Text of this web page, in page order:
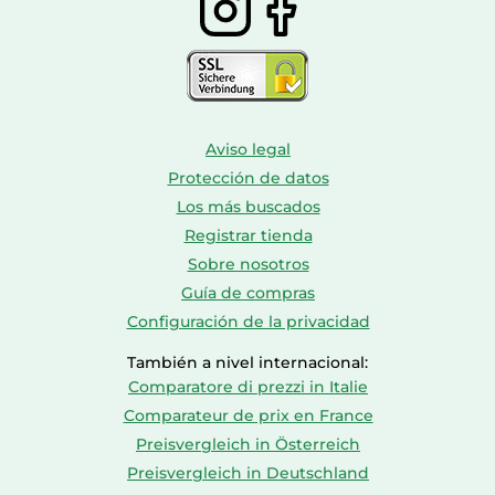
Aviso legal
Protección de datos
Los más buscados
Registrar tienda
Sobre nosotros
Guía de compras
Configuración de la privacidad
También a nivel internacional:
Comparatore di prezzi in Italie
Comparateur de prix en France
Preisvergleich in Österreich
Preisvergleich in Deutschland